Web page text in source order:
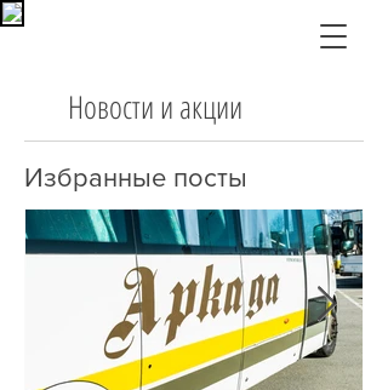
Новости и акции
Избранные посты